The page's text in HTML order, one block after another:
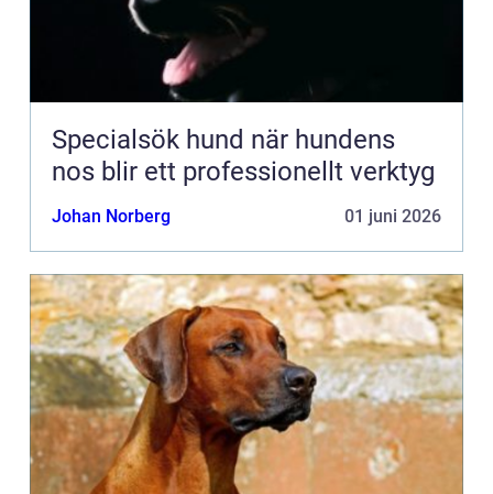
Specialsök hund när hundens
nos blir ett professionellt verktyg
Johan Norberg 01 juni 2026